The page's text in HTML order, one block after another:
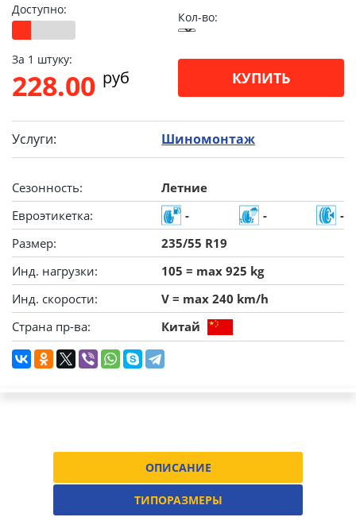
Доступно:
Кол-во:
За 1 штуку:
228.00 pуб КУПИТЬ
Услуги: Шиномонтаж
Сезонность:
Летние
Евроэтикетка:
- -
-
Размер:
235/55 R19
Инд. нагрузки:
105 = max 925 kg
Инд. скорости:
V = max 240 km/h
Страна пр-ва:
Китай
ОПИСАНИЕ
ТИПОРАЗМЕРЫ